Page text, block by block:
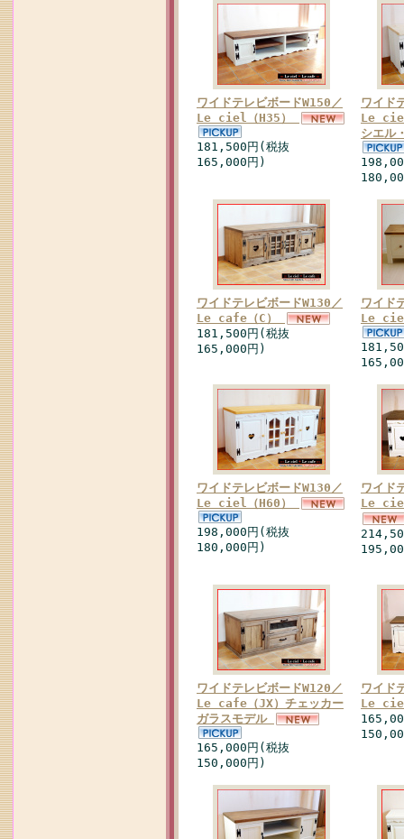
ワイドテレビボードW150／
Le ciel（H35）
181,500円(税抜
165,000円)
ワイド
Le ciel
シエル
ワイドテレビボードW130／
Le cafe（C）
181,500円(税抜
165,000円)
ワイド
Le
ワイドテレビボードW130／
Le ciel（H60）
198,000円(税抜
180,000円)
ワイド
Le ciel
ワイドテレビボードW120／
Le cafe（JX）チェッカー
ガラスモデル
165,000円(税抜
150,000円)
ワイド
Le